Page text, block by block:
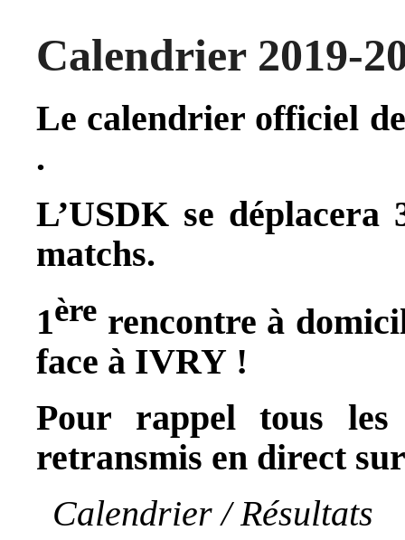
Calendrier 2019-
Le calendrier officiel
.
L’USDK se
matchs.
1ère rencontre à
face à IVRY !
Pour rappel tous les
retransmis en direct
Calendrier / Résultats